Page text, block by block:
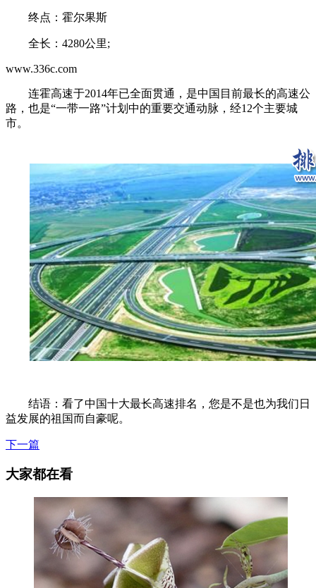
终点：霍尔果斯
全长：4280公里;
www.336c.com
连霍高速于2014年已全面贯通，是中国目前最长的高速公
路，也是“一带一路”计划中的重要交通动脉，经12个主要城
市。
结语：看了中国十大最长高速排名，您是不是也为我们日
益发展的祖国而自豪呢。
下一篇
大家都在看